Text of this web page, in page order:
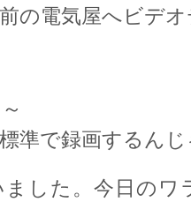
の電気屋へビデ
準で録画するん
した。今日のワ